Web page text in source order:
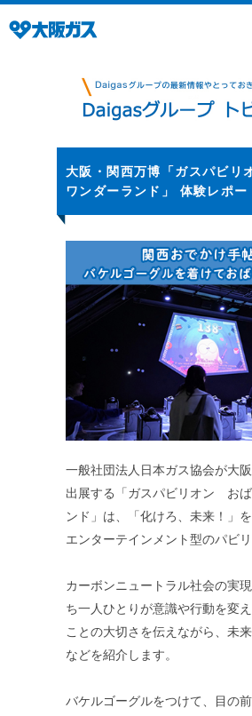
大阪・関西万博「ガスパビ
ワンダーランド」 体験レポー
一般社団法人日本ガス協会が大
出展する「ガスパビリオン お
ンド」は、「化けろ、未来！」
エンターテインメント型のパビリ
カーボンニュートラル社会の実
ち一人ひとりが意識や行動を変え
ことの大切さを伝えながら、未
などを紹介します。
バケルゴーグルをつけて、目の